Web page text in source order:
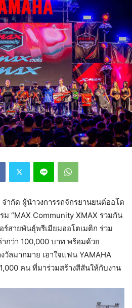
ำกัด ผู้นำวงการรถจักรยานยนต์ออโต
ม “MAX Community XMAX รวมกัน
ร์สายพันธุ์พรีเมียมออโตเมติก ร่วม
กว่า 100,000 บาท พร้อมด้วย
วัลมากมาย เอาใจแฟน YAMAHA
คน ที่มาร่วมสร้างสีสันให้กับงาน